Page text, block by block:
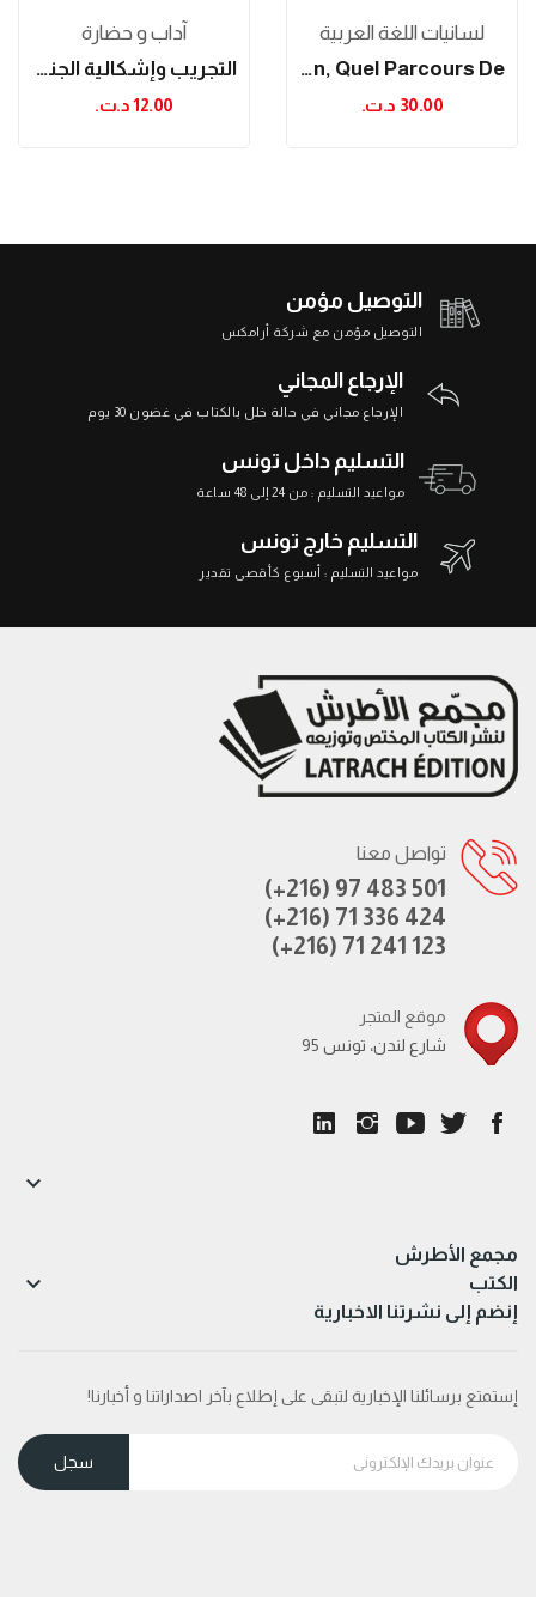
آداب و حضارة
التجريب وإشكالية الجنس الروائي
12.00 د.ت.‏
لسانيات اللغة العربية
Du CECRL Au Contexte Tunisien, Quel Parcours De...
30.00 د.ت.‏
التوصيل مؤمن
التوصيل مؤمن مع شركة أرامكس
الإرجاع المجاني
الإرجاع مجاني في حالة خلل بالكتاب في غضون 30 يوم
التسليم داخل تونس
مواعيد التسليم : من 24 إلى 48 ساعة
التسليم خارج تونس
مواعيد التسليم : أسبوع كأقصى تقدير
تواصل معنا
(+216) 97 483 501
(+216) 71 336 424
(+216) 71 241 123
موقع المتجر
95 شارع لندن، تونس
مجمع الأطرش

الكتب 
إنضم إلى نشرتنا الاخبارية
إستمتع برسائلنا الإخبارية لتبقى على إطلاع بآخر اصداراتنا و أخبارنا!